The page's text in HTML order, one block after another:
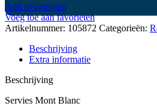
Add to compare
Voeg toe aan favorieten
Artikelnummer: 105872 Categorieën:
Beschrijving
Extra informatie
Beschrijving
Servies Mont Blanc